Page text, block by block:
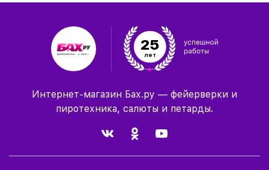
25
лет
Интернет-магазин Бах.ру — фейерверки и
пиротехника, салюты и петарды.